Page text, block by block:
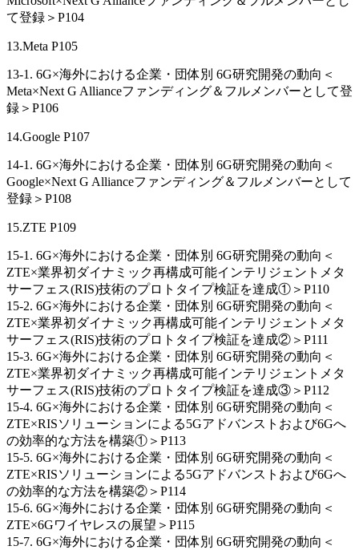
て登録＞P104
13.Meta P105
13-1. 6G×海外における企業・団体別 6G研究開発の動向＜
Meta×Next G Allianceファンディング＆フルメンバーとして登
録＞P106
14.Google P107
14-1. 6G×海外における企業・団体別 6G研究開発の動向＜
Google×Next G Allianceファンディング＆フルメンバーとして
登録＞P108
15.ZTE P109
15-1. 6G×海外における企業・団体別 6G研究開発の動向＜
ZTE×業界初ダイナミック再構成可能インテリジェントメタ
サーフェス(RIS)技術のプロトタイプ検証を達成①＞P110
15-2. 6G×海外における企業・団体別 6G研究開発の動向＜
ZTE×業界初ダイナミック再構成可能インテリジェントメタ
サーフェス(RIS)技術のプロトタイプ検証を達成②＞P111
15-3. 6G×海外における企業・団体別 6G研究開発の動向＜
ZTE×業界初ダイナミック再構成可能インテリジェントメタ
サーフェス(RIS)技術のプロトタイプ検証を達成③＞P112
15-4. 6G×海外における企業・団体別 6G研究開発の動向＜
ZTE×RISソリューションによる5Gアドバンストおよび6Gへ
の効率的な方法を構築①＞P113
15-5. 6G×海外における企業・団体別 6G研究開発の動向＜
ZTE×RISソリューションによる5Gアドバンストおよび6Gへ
の効率的な方法を構築②＞P114
15-6. 6G×海外における企業・団体別 6G研究開発の動向＜
ZTE×6Gワイヤレスの展望＞P115
15-7. 6G×海外における企業・団体別 6G研究開発の動向＜